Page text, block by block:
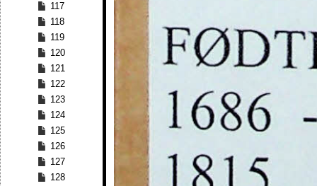
117
118
119
120
121
122
123
124
125
126
127
128